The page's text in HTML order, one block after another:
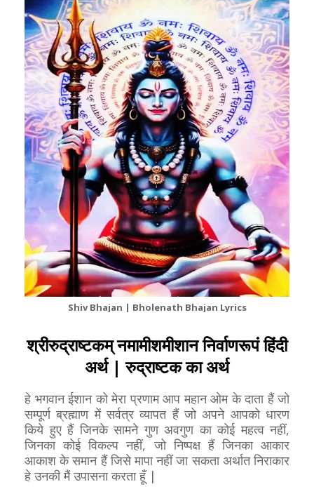
Shiv Bhajan | Bholenath Bhajan Lyrics
श्रीरुद्राष्टकम् नमामीशमीशान निर्वाणरूपं हिंदी
अर्थ | रुद्राष्टक का अर्थ
हे भगवान ईशान को मेरा प्रणाम आप महान ओम के दाता हैं जो
सम्पूर्ण ब्रह्माण में सर्वत्र व्यापत हैं जो अपने आपको धारण
किये हुए हैं जिनके सामने गुण अवगुण का कोई महत्व नहीं,
जिनका कोई विकल्प नहीं, जो निष्पक्ष हैं जिनका आकार
आकाश के समान हैं जिसे मापा नहीं जा सकता अर्थात निराकार
हे उनकी मैं उपासना करता हूँ |